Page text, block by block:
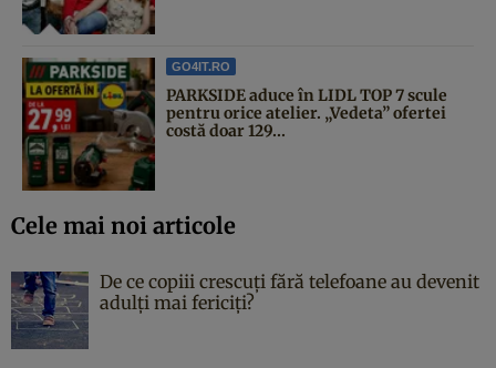
GO4IT.RO
PARKSIDE aduce în LIDL TOP 7 scule
pentru orice atelier. „Vedeta” ofertei
costă doar 129...
Cele mai noi articole
De ce copiii crescuți fără telefoane au devenit
adulți mai fericiți?